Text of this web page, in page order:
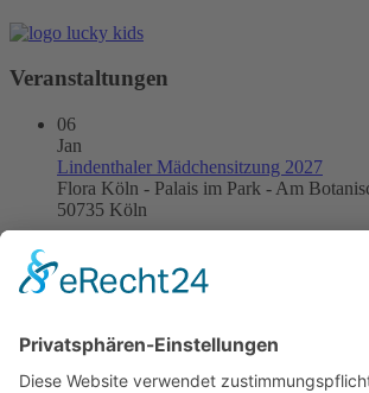
Veranstaltungen
06
Jan
Lindenthaler Mädchensitzung 2027
Flora Köln - Palais im Park - Am
50735 Köln
Jan
Kneipensitzung 2027
Jan